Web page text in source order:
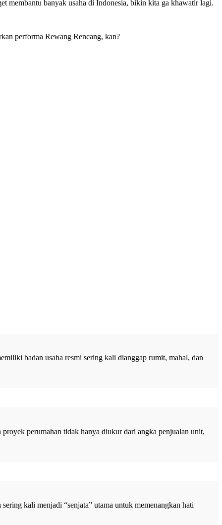
membantu banyak usaha di Indonesia, bikin kita ga khawatir lagi.
performa Rewang Rencang, kan?
badan usaha resmi sering kali dianggap rumit, mahal, dan
perumahan tidak hanya diukur dari angka penjualan unit,
kali menjadi “senjata” utama untuk memenangkan hati